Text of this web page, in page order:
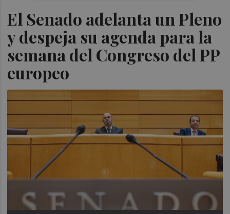
El Senado adelanta un Pleno
y despeja su agenda para la
semana del Congreso del PP
europeo